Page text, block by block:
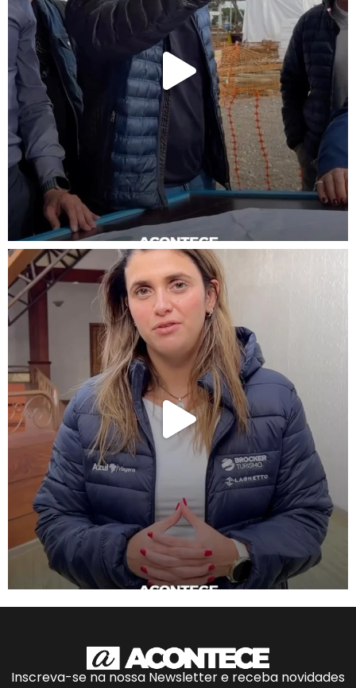
Inscreva-se na nossa Newsletter e receba novidades